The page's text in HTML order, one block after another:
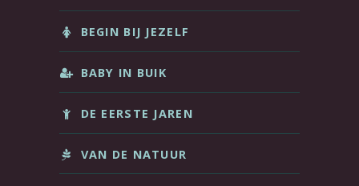
BEGIN BIJ JEZELF
BABY IN BUIK
DE EERSTE JAREN
VAN DE NATUUR